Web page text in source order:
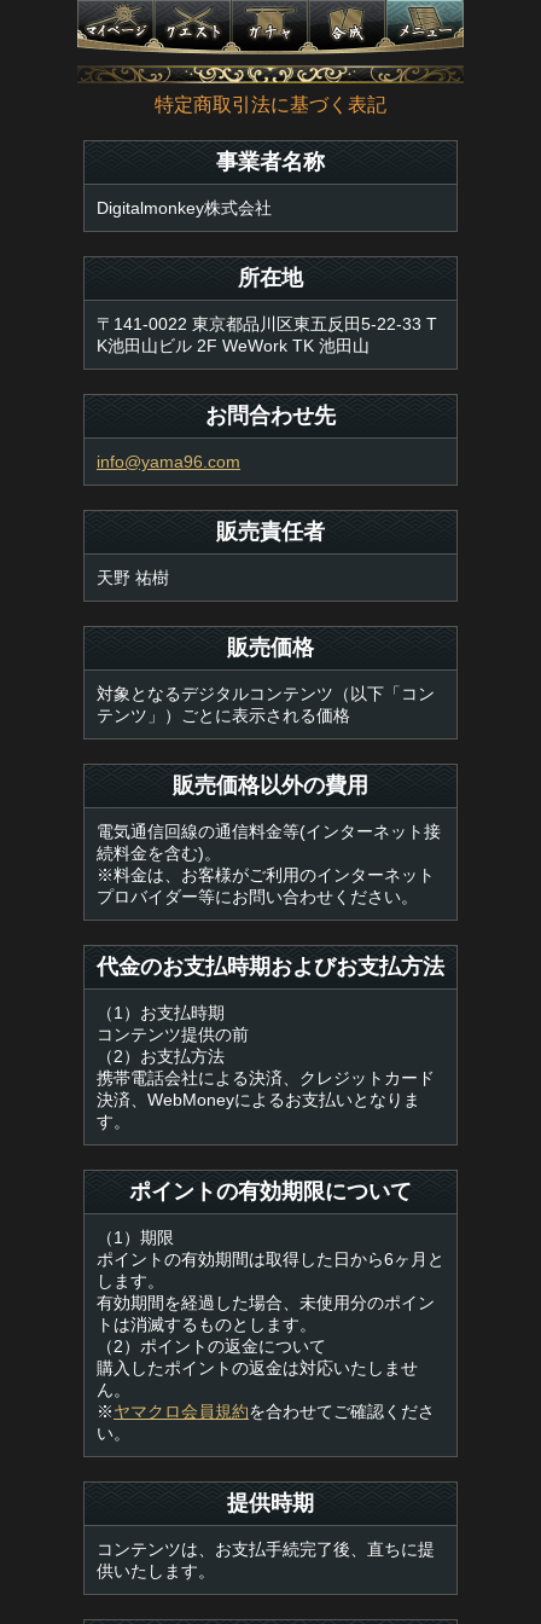
特定商取引法に基づく表記
事業者名称
Digitalmonkey株式会社
所在地
〒141-0022 東京都品川区東五反田5-22-33 T
K池田山ビル 2F WeWork TK 池田山
お問合わせ先
info@yama96.com
販売責任者
天野 祐樹
販売価格
対象となるデジタルコンテンツ（以下「コン
テンツ」）ごとに表示される価格
販売価格以外の費用
電気通信回線の通信料金等(インターネット接
続料金を含む)。
※料金は、お客様がご利用のインターネット
プロバイダー等にお問い合わせください。
代金のお支払時期およびお支払方法
（1）お支払時期
コンテンツ提供の前
（2）お支払方法
携帯電話会社による決済、クレジットカード
決済、WebMoneyによるお支払いとなりま
す。
ポイントの有効期限について
（1）期限
ポイントの有効期間は取得した日から6ヶ月と
します。
有効期間を経過した場合、未使用分のポイン
トは消滅するものとします。
（2）ポイントの返金について
購入したポイントの返金は対応いたしませ
ん。
※ヤマクロ会員規約を合わせてご確認くださ
い。
提供時期
コンテンツは、お支払手続完了後、直ちに提
供いたします。